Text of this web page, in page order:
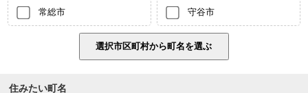
常総市 守谷市
住みたい町名